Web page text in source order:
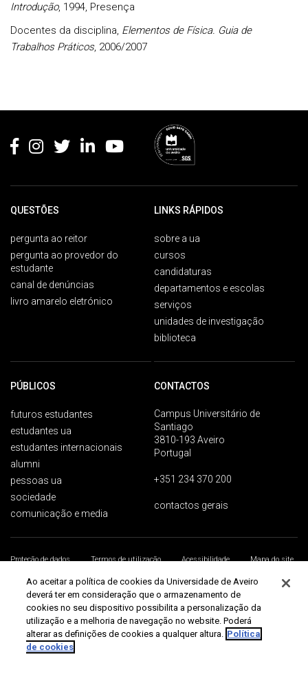
Introdução, 1994, Presença
Docentes da disciplina, Elementos de Física. Guia de
Trabalhos Práticos, 2006/2007
QUESTÕES
pergunta ao reitor
pergunta ao provedor do
estudante
canal de denúncias
livro amarelo eletrónico
LINKS RÁPIDOS
sobre a ua
cursos
candidaturas
departamentos e escolas
serviços
unidades de investigação
biblioteca
PÚBLICOS
futuros estudantes
estudantes ua
estudantes internacionais
alumni
pessoas ua
sociedade
comunicação e media
CONTACTOS
Campus Universitário de
Santiago
3810-193 Aveiro
Portugal
+351 234 370 200
contactos gerais
Proteção de dados Termos de utilização Acessibilidade
Mapa do site
Universidade de Aveiro 2026
Ao aceitar a política de cookies da Universidade de Aveiro
deverá ter em consideração que o armazenamento de
cookies no seu dispositivo possibilita a personalização da
utilização e a melhoria de navegação no website. Poderá
alterar as definições de cookies a qualquer altura. Política
de cookies